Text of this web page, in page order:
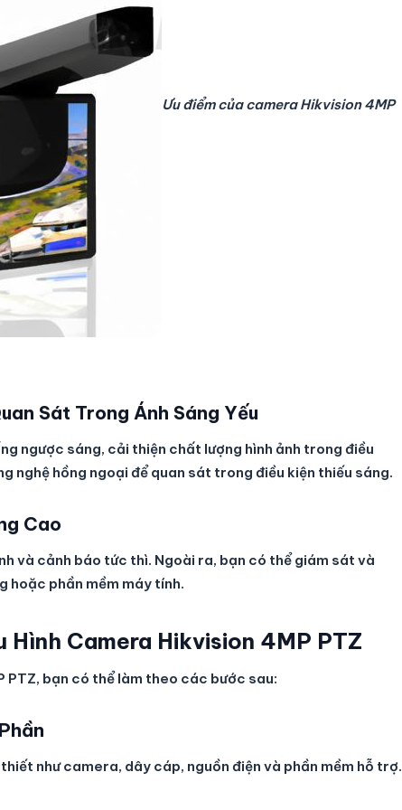
Ưu điểm của camera Hikvision 4MP
Sát Trong Ánh Sáng Yếu
ngược sáng, cải thiện chất lượng hình ảnh trong điều
nghệ hồng ngoại để quan sát trong điều kiện thiếu sáng.
Cao
và cảnh báo tức thì. Ngoài ra, bạn có thể giám sát và
hoặc phần mềm máy tính.
Camera Hikvision 4MP PTZ
bạn có thể làm theo các bước sau:
như camera, dây cáp, nguồn điện và phần mềm hỗ trợ.